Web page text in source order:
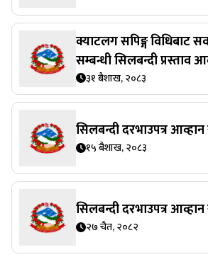
क्याटलग सपिङ्ग विधिबाट
सम्बन्धी सिलबन्दी प्रस्ताव
३१ बैशाख, २०८३
सिलबन्दी दरभाउपत्र
१५ बैशाख, २०८३
सिलबन्दी दरभाउपत्र
२७ चैत, २०८२